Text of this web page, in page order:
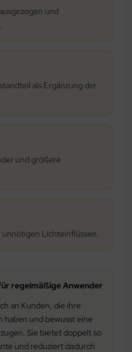
und
als Ergänzung der
und größere
Lichteinflüssen.
regelmäßige Anwender
an Kunden, die ihre
und bewusst eine
Sie bietet doppelt so
und reduziert dadurch